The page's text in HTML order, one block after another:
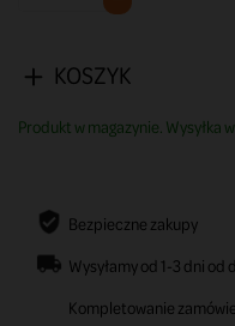
KOSZYK
Produkt w magazynie. Wysyłka
Bezpieczne zakupy
Wysyłamy od 1-3 dni od
Kompletowanie